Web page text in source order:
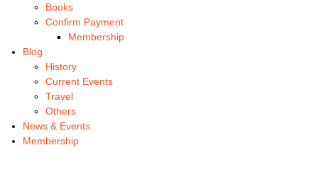
Books
Confirm Payment
Membership
Blog
History
Current Events
Travel
Others
News & Events
Membership